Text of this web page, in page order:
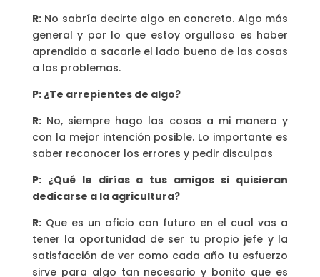
R:No sabría decirte algo en concreto. Algo más
general y por lo que estoy orgulloso es haber
aprendido a sacarle el lado bueno de las cosas
a los problemas.
P: ¿Te arrepientes de algo?
R:No, siempre hago las cosas a mi manera y
con la mejor intención posible. Lo importante es
saber reconocer los errores y pedir disculpas
P: ¿Qué le dirías a tus amigos si quisieran
dedicarse a la agricultura?
R:Que es un oficio con futuro en el cual vas a
tener la oportunidad de ser tu propio jefe y la
satisfacción de ver como cada año tu esfuerzo
sirve para algo tan necesario y bonito que es